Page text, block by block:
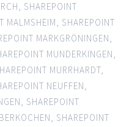
, SHAREPOINT
MALMSHEIM, SHAREPOINT
MARKGRÖNINGEN,
MUNDERKINGEN,
MURRHARDT,
NEUFFEN,
, SHAREPOINT
, SHAREPOINT